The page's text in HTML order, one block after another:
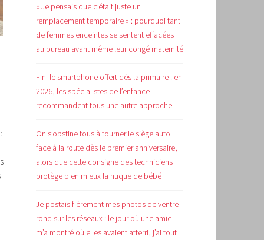
« Je pensais que c’était juste un
remplacement temporaire » : pourquoi tant
de femmes enceintes se sentent effacées
au bureau avant même leur congé maternité
Fini le smartphone offert dès la primaire : en
2026, les spécialistes de l’enfance
recommandent tous une autre approche
On s’obstine tous à tourner le siège auto
face à la route dès le premier anniversaire,
alors que cette consigne des techniciens
protège bien mieux la nuque de bébé
Je postais fièrement mes photos de ventre
rond sur les réseaux : le jour où une amie
m’a montré où elles avaient atterri, j’ai tout